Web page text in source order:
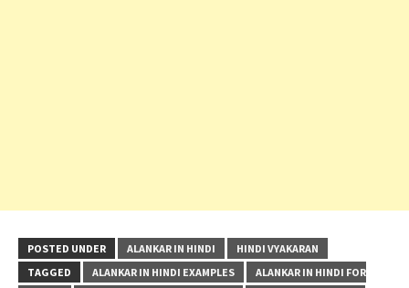
POSTED UNDER ALANKAR IN HINDI
HINDI VYAKARAN
TAGGED
ALANKAR IN HINDI EXAMPLES
ALANKAR IN HINDI FOR